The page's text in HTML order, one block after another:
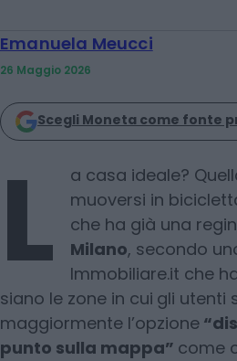
Emanuela Meucci
26 Maggio 2026
Scegli Moneta come fonte
L
a casa ideale?
muoversi in
che ha già una
Milano, secondo
Immobiliare.it che
siano le zone in cui gli utenti
maggiormente l’opzione
punto sulla mappa” come